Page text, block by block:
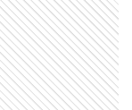
Mauricio
hija de Luis
velatorio del